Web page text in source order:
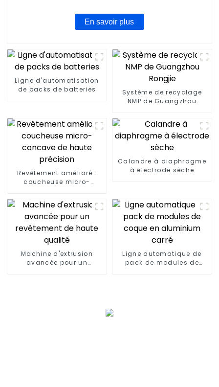
En savoir plus
Ligne d'automatisation
de packs de batteries
Système de recyclage
NMP de Guangzhou
Revêtement amélioré :
coucheuse micro-
précision
Calandre à diaphragme
à électrode sèche
Machine d'extrusion
avancée pour un
Ligne automatique de
pack de modules de